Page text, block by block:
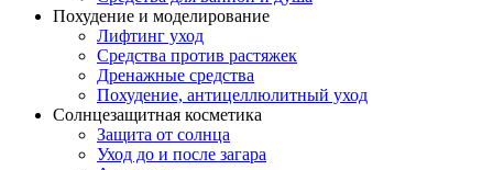
Похудение и моделирование
Лифтинг уход
Средства против растяжек
Дренажные средства
Похудение, антицеллюлитный уход
Солнцезащитная косметика
Защита от солнца
Уход до и после загара